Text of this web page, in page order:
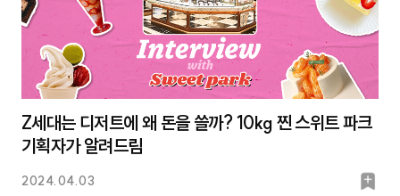
Z세대는 디저트에 왜 돈을 쓸까? 10kg 찐 스위트 파크
기획자가 알려드림
2024.04.03
북